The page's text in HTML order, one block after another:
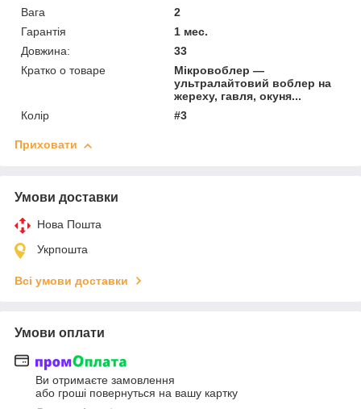
Вага
2
Гарантія
1 мес.
Довжина:
33
Кратко о товаре
Мікровоблер —
ультралайтовий воблер на
жереху, гавля, окуня...
Колір
#3
Приховати
Умови доставки
Нова Пошта
Укрпошта
Всі умови доставки
Умови оплати
Ви отримаєте замовлення
або гроші повернуться на вашу картку